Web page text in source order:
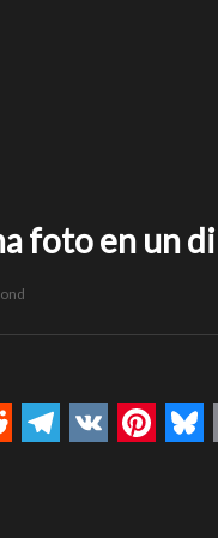
foto en un